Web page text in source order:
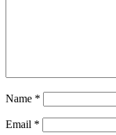
Name *
Email *